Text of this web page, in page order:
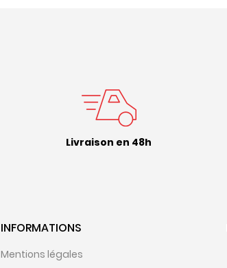
Livraison en 48h
INFORMATIONS
Mentions légales